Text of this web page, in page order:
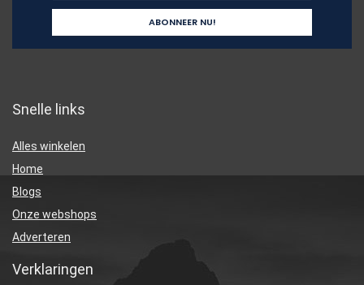
Snelle links
Alles winkelen
Home
Blogs
Onze webshops
Adverteren
Verklaringen